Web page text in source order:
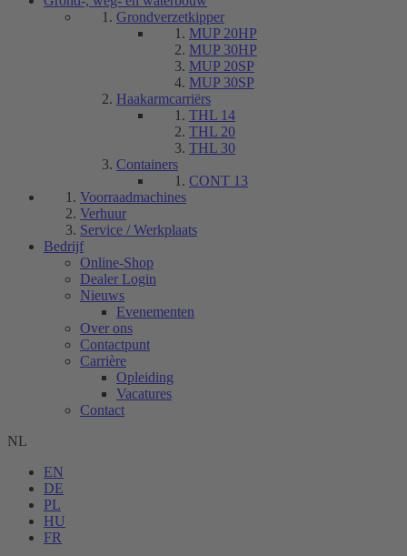
Grondverzetkipper
MUP 20HP
MUP 30HP
MUP 20SP
MUP 30SP
Haakarmcarriërs
THL 14
THL 20
THL 30
Containers
CONT 13
Voorraadmachines
Verhuur
Service / Werkplaats
Bedrijf
Online-Shop
Dealer Login
Nieuws
Evenementen
Over ons
Contactpunt
Carrière
Opleiding
Vacatures
Contact
NL
EN
DE
PL
HU
FR